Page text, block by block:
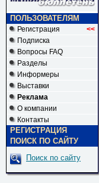
ПОЛЬЗОВАТЕЛЯМ
Регистрация <<
Подписка
Вопросы FAQ
Разделы
Информеры
Выставки
Реклама
О компании
Контакты
РЕГИСТРАЦИЯ
ПОИСК ПО САЙТУ
Поиск по сайту